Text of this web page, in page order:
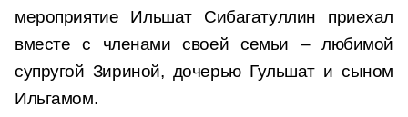
мероприятие Ильшат Сибагатуллин приехал
вместе с членами своей семьи – любимой
супругой Зириной, дочерью Гульшат и сыном
Ильгамом.